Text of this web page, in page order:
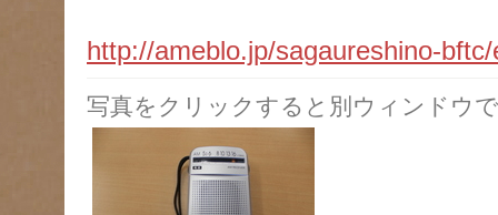
http://ameblo.jp/sagaureshino-
写真をクリックすると別ウィンドウ